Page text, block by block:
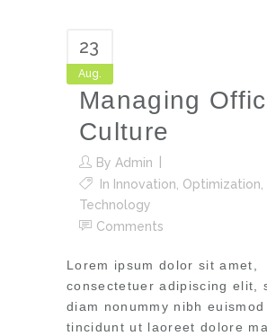
23
Aug.
Managing
Culture
By Admin
In Innovation Optimization
Technology
Comments
Lorem ipsum dolor sit amet,
consectetuer adipiscing elit,
diam nonummy nibh euismod
tincidunt ut laoreet dolore